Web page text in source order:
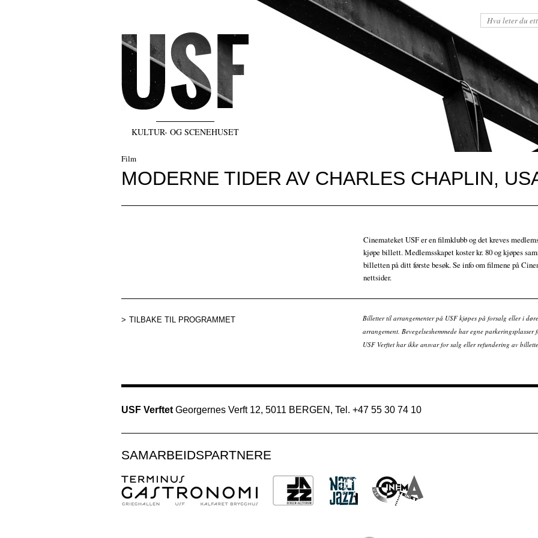
KULTUR- OG SCENEHUSET
Film
MODERNE TIDER AV CHARLES CHAPLIN,
Cinemateket USF er en filmklubb og det kreves
kjøpe billett. Medlemsskapet koster kr. 80 og kjøpes
billetten på ditt første besøk. Se info om filmene på
nettsider.
TILBAKE TIL PROGRAMMET
Billetter til arrangementer på USF kjøpes på forsalg eller i
arrangement. Bevegelseshemmede har egne
USF Verftet har ikke ansvar for salg eller refundering av
USF Verftet Georgernes Verft 12, 5011 BERGEN, Tel. +47 55 30 74 10
SAMARBEIDSPARTNERE